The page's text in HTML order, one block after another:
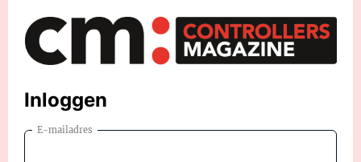
Inloggen
E-mailadres